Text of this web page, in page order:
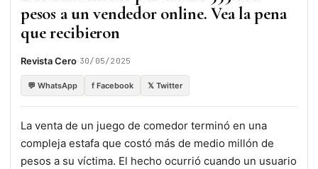
pesos a un vendedor online. Vea la pena
que recibieron
Revista Cero·30/05/2025
💬 WhatsApp f Facebook 𝕏 Twitter
La venta de un juego de comedor terminó en una
compleja estafa que costó más de medio millón de
pesos a su víctima. El hecho ocurrió cuando un usuario